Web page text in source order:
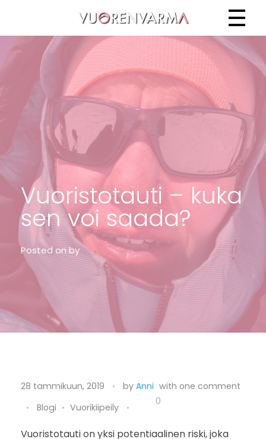
Vuorenvarma
Vuoristotauti – kuka
sen voi saada?
Posted onby
V
u
o
28 tammikuun, 2019 by Anni with one comment
Blogi
Vuorikiipeily
0
Vuoristotauti on yksi potentiaalinen riski, joka